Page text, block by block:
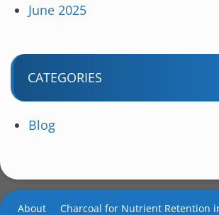
June 2025
CATEGORIES
Blog
About
Charcoal for Nutrient Retention